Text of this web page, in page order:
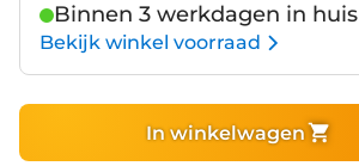
Binnen 3 werkdagen in huis
Bekijk winkel voorraad
In winkelwagen